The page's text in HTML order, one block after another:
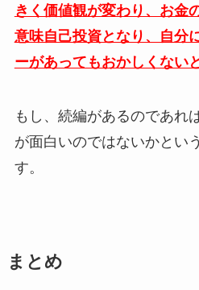
きく価値観が変わり、お金
意味自己投資となり、自分
ーがあってもおかしくない
もし、続編があるのであれ
が面白いのではないかとい
す。
まとめ